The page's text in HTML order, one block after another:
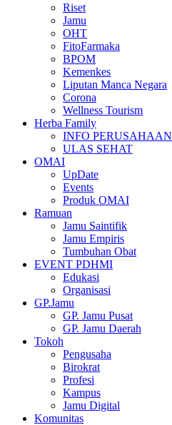
Riset
Jamu
OHT
FitoFarmaka
BPOM
Kemenkes
Liputan Manca Negara
Corona
Wellness Tourism
Herba Family
INFO PERUSAHAAN
ULAS SEHAT
OMAI
UpDate
Events
Produk OMAI
Ramuan
Jamu Saintifik
Jamu Empiris
Tumbuhan Obat
EVENT PDHMI
Edukasi
Organisasi
GP.Jamu
GP. Jamu Pusat
GP. Jamu Daerah
Tokoh
Pengusaha
Birokrat
Profesi
Kampus
Jamu Digital
Komunitas